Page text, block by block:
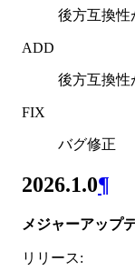
後方互換性
ADD
後方互換性
FIX
バグ修正
2026.1.0¶
メジャーアップ
リリース: